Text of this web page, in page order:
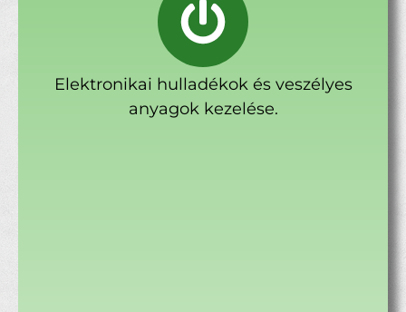
Elektronikai hulladékok és veszélyes
anyagok kezelése.